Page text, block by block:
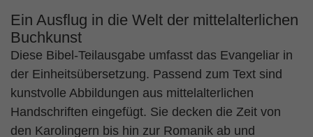
Ein Ausflug in die Welt der mittelalterlichen
Buchkunst
Diese Bibel-Teilausgabe umfasst das Evangeliar in
der Einheitsübersetzung. Passend zum Text sind
kunstvolle Abbildungen aus mittelalterlichen
Handschriften eingefügt. Sie decken die Zeit von
den Karolingern bis hin zur Romanik ab und